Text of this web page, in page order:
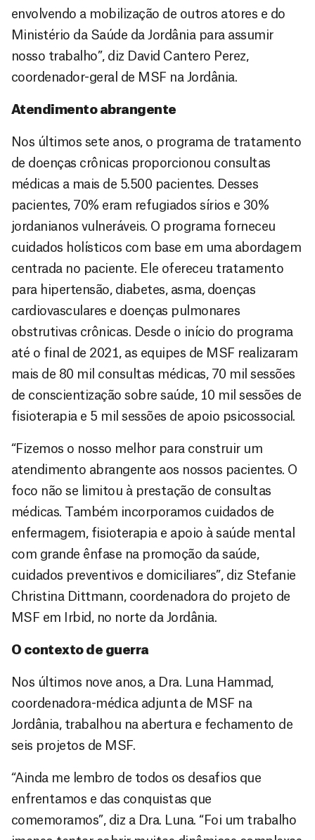
envolvendo a mobilização de outros atores e do
Ministério da Saúde da Jordânia para assumir
nosso trabalho”, diz David Cantero Perez,
coordenador-geral de MSF na Jordânia.
Atendimento abrangente
Nos últimos sete anos, o programa de tratamento
de doenças crônicas proporcionou consultas
médicas a mais de 5.500 pacientes. Desses
pacientes, 70% eram refugiados sírios e 30%
jordanianos vulneráveis. O programa forneceu
cuidados holísticos com base em uma abordagem
centrada no paciente. Ele ofereceu tratamento
para hipertensão, diabetes, asma, doenças
cardiovasculares e doenças pulmonares
obstrutivas crônicas. Desde o início do programa
até o final de 2021, as equipes de MSF realizaram
mais de 80 mil consultas médicas, 70 mil sessões
de conscientização sobre saúde, 10 mil sessões de
fisioterapia e 5 mil sessões de apoio psicossocial.
“Fizemos o nosso melhor para construir um
atendimento abrangente aos nossos pacientes. O
foco não se limitou à prestação de consultas
médicas. Também incorporamos cuidados de
enfermagem, fisioterapia e apoio à saúde mental
com grande ênfase na promoção da saúde,
cuidados preventivos e domiciliares”, diz Stefanie
Christina Dittmann, coordenadora do projeto de
MSF em Irbid, no norte da Jordânia.
O contexto de guerra
Nos últimos nove anos, a Dra. Luna Hammad,
coordenadora-médica adjunta de MSF na
Jordânia, trabalhou na abertura e fechamento de
seis projetos de MSF.
“Ainda me lembro de todos os desafios que
enfrentamos e das conquistas que
comemoramos”, diz a Dra. Luna. “Foi um trabalho